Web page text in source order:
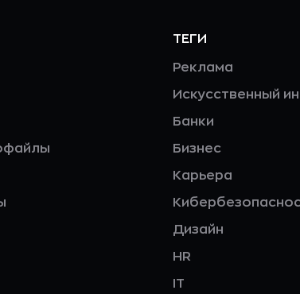
ТЕГИ
Реклама
Искусственный
Банки
Бизнес
Карьера
Дизайн
HR
IT